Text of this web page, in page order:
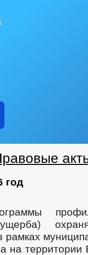
год
на территории